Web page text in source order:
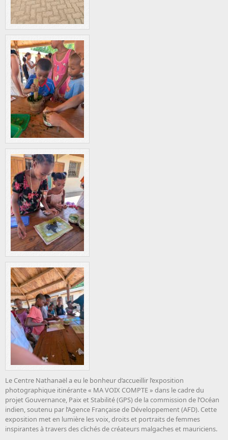
Le Centre Nathanaël a eu le bonheur d’accueillir l’exposition
photographique itinérante « MA VOIX COMPTE » dans le cadre du
projet Gouvernance, Paix et Stabilité (GPS) de la commission de l’Océan
indien, soutenu par l’Agence Française de Développement (AFD). Cette
exposition met en lumière les voix, droits et portraits de femmes
inspirantes à travers des clichés de créateurs malgaches et mauriciens.